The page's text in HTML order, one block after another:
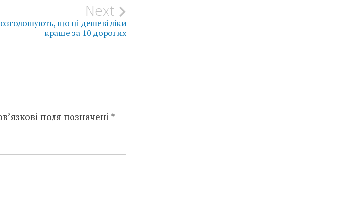
Next
що ці дешеві ліки
краще за 10 дорогих
поля позначені *